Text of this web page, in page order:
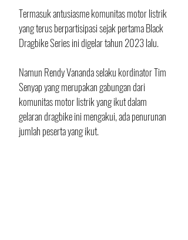
Termasuk antusiasme komunitas motor listrik
yang terus berpartisipasi sejak pertama Black
Dragbike Series ini digelar tahun 2023 lalu.
Namun Rendy Vananda selaku kordinator Tim
Senyap yang merupakan gabungan dari
komunitas motor listrik yang ikut dalam
gelaran dragbike ini mengakui, ada penurunan
jumlah peserta yang ikut.